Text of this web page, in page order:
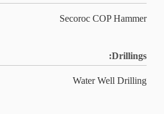
Secoroc COP Hammer
Drillings:
Water Well Drilling